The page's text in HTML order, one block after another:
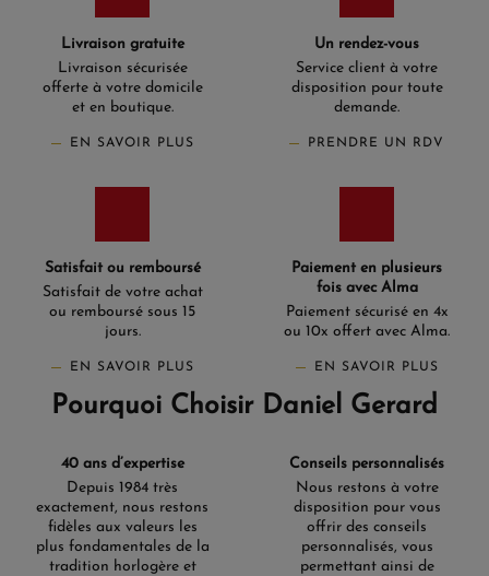
Livraison gratuite
Livraison sécurisée
offerte à votre domicile
et en boutique.
EN SAVOIR PLUS
Un rendez-vous
Service client à votre
disposition pour toute
demande.
PRENDRE UN RDV
Satisfait ou remboursé
Satisfait de votre achat
ou remboursé sous 15
jours.
EN SAVOIR PLUS
Paiement en plusieurs
fois avec Alma
Paiement sécurisé en 4x
ou 10x offert avec Alma.
EN SAVOIR PLUS
Pourquoi Choisir Daniel Gerard
40 ans d’expertise
Depuis 1984 très
exactement, nous restons
fidèles aux valeurs les
plus fondamentales de la
tradition horlogère et
Conseils personnalisés
Nous restons à votre
disposition pour vous
offrir des conseils
personnalisés, vous
permettant ainsi de